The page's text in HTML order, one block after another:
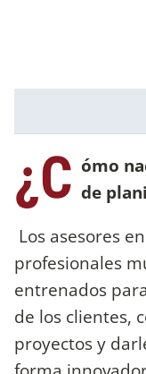
¿C ómo
de
Los asesores
profesionales
entrenados
de los clientes,
proyectos y